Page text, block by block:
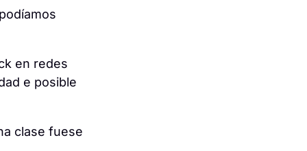
en redes
e posible
clase fuese